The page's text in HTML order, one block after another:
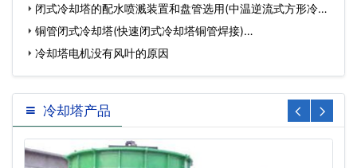
闭式冷却塔的配水喷溅装置和盘管选用(中温逆流式方形冷却
塔…铜管闭式冷却塔(快速闭式冷却塔铜管焊接)…
冷却塔电机没有风叶的原因
冷却塔产品